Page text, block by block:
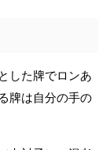
した牌でロンあ
牌は自分の手の